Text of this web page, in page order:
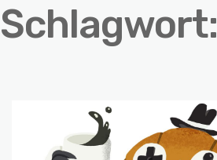
Schlagwort: